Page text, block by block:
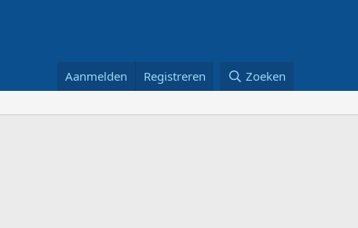
Aanmelden Registreren Zoeken